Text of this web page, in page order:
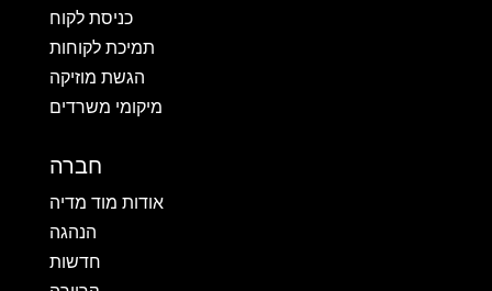
כניסת לקוח
תמיכת לקוחות
הגשת מוזיקה
מיקומי משרדים
חברה
אודות מוד מדיה
הנהגה
חדשות